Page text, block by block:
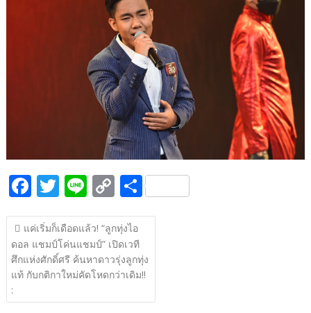
Li
n
k
F
ac
e
b
o
o
T
w
itt
er
Li
n
e
C
o
p
y
Li
n
S
h
e
แนะแนว
เรื่อง
แค่เริ่มก็เดือดแล้ว! “ลูกทุ่งไอ
ดอล แชมป์โค่นแชมป์” เปิดเวที
ศึกแห่งศักดิ์ศรี ค้นหาดาวรุ่งลูกทุ่ง
แท้ กับกติกาใหม่คัดโหดกว่าเดิม!!
: